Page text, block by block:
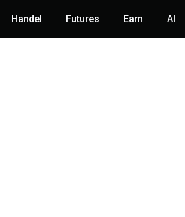
Handel Futures Earn AI